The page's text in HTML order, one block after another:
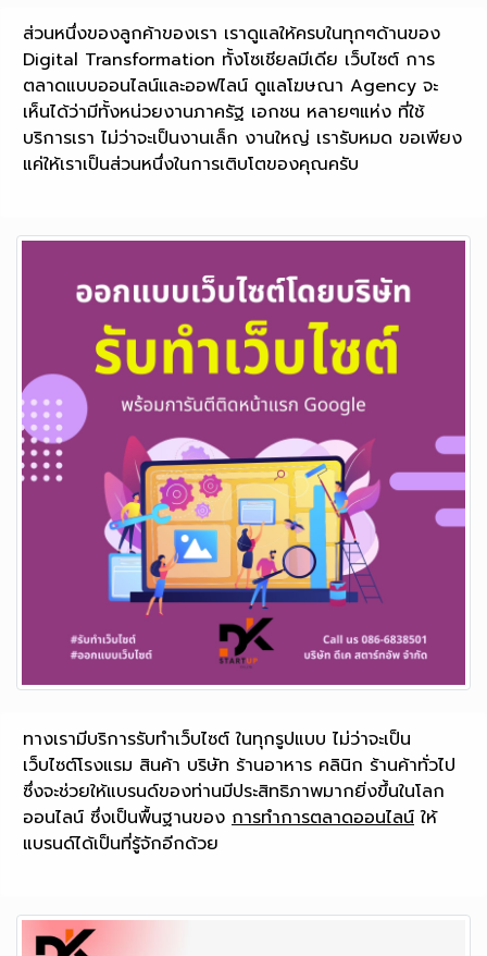
ส่วนหนึ่งของลูกค้าของเรา เราดูแลให้ครบในทุกๆด้านของ
Digital Transformation ทั้งโซเชียลมีเดีย เว็บไซต์ การ
ตลาดแบบออนไลน์และออฟไลน์ ดูแลโฆษณา Agency จะ
เห็นได้ว่ามีทั้งหน่วยงานภาครัฐ เอกชน หลายๆแห่ง ที่ใช้
บริการเรา ไม่ว่าจะเป็นงานเล็ก งานใหญ่ เรารับหมด ขอเพียง
แค่ให้เราเป็นส่วนหนึ่งในการเติบโตของคุณครับ
ทางเรามีบริการรับทำเว็บไซต์ ในทุกรูปแบบ ไม่ว่าจะเป็น
เว็บไซต์โรงแรม สินค้า บริษัท ร้านอาหาร คลินิก ร้านค้าทั่วไป
ซึ่งจะช่วยให้แบรนด์ของท่านมีประสิทธิภาพมากยิ่งขึ้นในโลก
ออนไลน์ ซึ่งเป็นพื้นฐานของ การทำการตลาดออนไลน์ ให้
แบรนด์ได้เป็นที่รู้จักอีกด้วย